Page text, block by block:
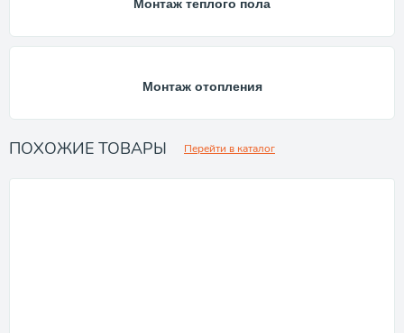
Монтаж теплого пола
Монтаж отопления
ПОХОЖИЕ ТОВАРЫ Перейти в каталог